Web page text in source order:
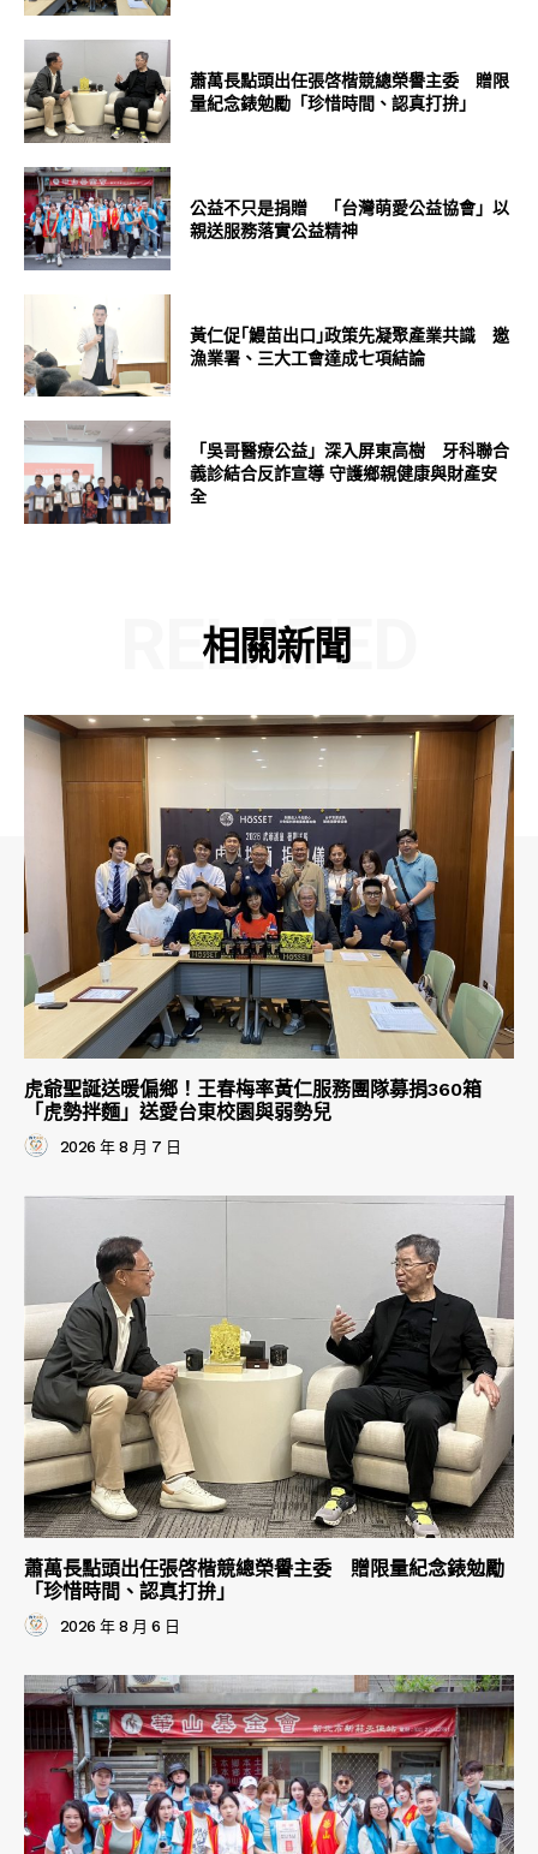
蕭萬長點頭出任張啓楷競總榮譽主委 贈限
量紀念錶勉勵「珍惜時間、認真打拚」
公益不只是捐贈 「台灣萌愛公益協會」以
親送服務落實公益精神
黃仁促｢鰻苗出口｣政策先凝聚產業共識 邀
漁業署、三大工會達成七項結論
「吳哥醫療公益」深入屏東高樹 牙科聯合
義診結合反詐宣導 守護鄉親健康與財產安
全
相關新聞
RELATED
虎爺聖誕送暖偏鄉！王春梅率黃仁服務團隊募捐360箱
「虎勢拌麵」送愛台東校園與弱勢兒
2026 年 8 月 7 日
蕭萬長點頭出任張啓楷競總榮譽主委 贈限量紀念錶勉勵
「珍惜時間、認真打拚」
2026 年 8 月 6 日